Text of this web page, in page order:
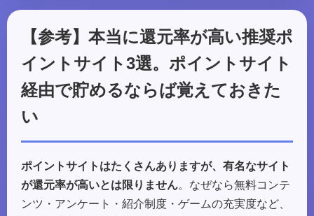
【参考】本当に還元率が高い推奨ポ
イントサイト3選。ポイントサイト
経由で貯めるならば覚えておきた
い
ポイントサイトはたくさんありますが、有名なサイト
が還元率が高いとは限りません。なぜなら無料コンテ
ンツ・アンケート・紹介制度・ゲームの充実度など、